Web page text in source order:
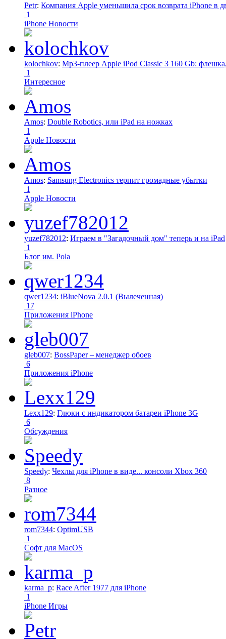
Petr: Компания Apple уменьшила срок возврата iPhone в
1
iPhone Новости
kolochkov: Mp3-плеер Apple iPod Classic 3 160 Gb:
1
Интересное
Amos: Double Robotics, или iPad на ножках
1
Apple Новости
Amos: Samsung Electronics терпит громадные убытки
1
Apple Новости
yuzef782012: Играем в "Загадочный дом" теперь и на iPad
1
Блог им. Pola
qwer1234: iBlueNova 2.0.1 (Вылеченная)
17
Приложения iPhone
gleb007: BossPaper – менеджер обоев
6
Приложения iPhone
Lexx129: Глюки с индикатором батареи iPhone 3G
6
Обсуждения
Speedy: Чехлы для iPhone в виде... консоли Xbox 360
8
Разное
rom7344: OptimUSB
1
Софт для MacOS
karma_p: Race After 1977 для iPhone
1
iPhone Игры